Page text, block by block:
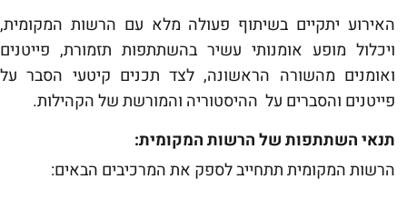
האירוע יתקיים בשיתוף פעולה מלא עם הרשות המקומית,
ויכלול מופע אומנותי עשיר בהשתתפות תזמורת, פייטנים
ואומנים מהשורה הראשונה, לצד תכנים קיטעי הסבר על
פייטנים והסברים על ההיסטוריה והמורשת של הקהילות.
תנאי השתתפות של הרשות המקומית:
הרשות המקומית תתחייב לספק את המרכיבים הבאים: